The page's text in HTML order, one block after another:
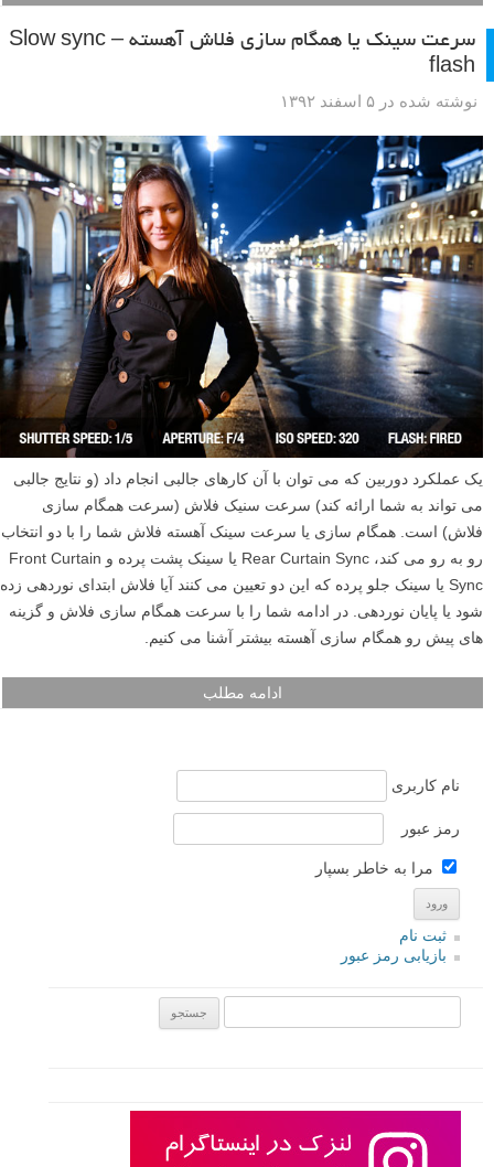
سرعت سینک یا همگام سازی فلاش آهسته – Slow sync
flash
نوشته شده در ۵ اسفند ۱۳۹۲
یک عملکرد دوربین که می توان با آن کارهای جالبی انجام داد (و نتایج جالبی
می تواند به شما ارائه کند) سرعت سنیک فلاش (سرعت همگام سازی
فلاش) است. همگام سازی یا سرعت سینک آهسته فلاش شما را با دو انتخاب
رو به رو می کند، Rear Curtain Sync یا سینک پشت پرده و Front Curtain
Sync یا سینک جلو پرده که این دو تعیین می کنند آیا فلاش ابتدای نوردهی زده
شود یا پایان نوردهی. در ادامه شما را با سرعت همگام سازی فلاش و گزینه
های پیش رو همگام سازی آهسته بیشتر آشنا می کنیم.
ادامه مطلب
نام کاربری
رمز عبور
مرا به خاطر بسپار
ثبت نام
بازیابی رمز عبور